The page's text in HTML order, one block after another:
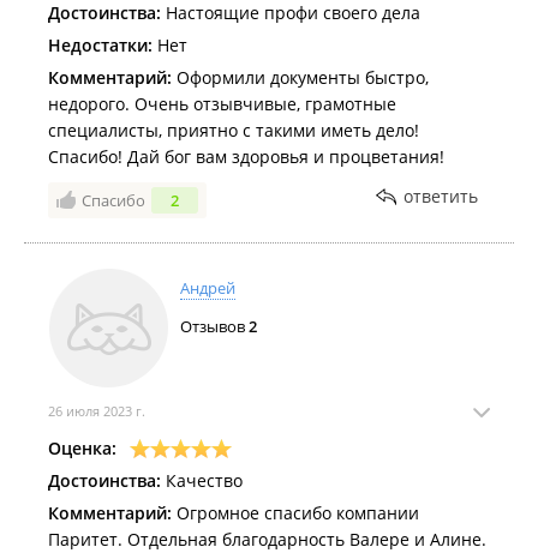
Достоинства: Настоящие профи своего дела
Недостатки: Нет
Комментарий: Оформили документы быстро,
недорого. Очень отзывчивые, грамотные
специалисты, приятно с такими иметь дело!
Спасибо! Дай бог вам здоровья и процветания!
Спасибо 2 ответить
Андрей
Отзывов2
26 июля 2023 г.
Оценка:
Достоинства: Качество
Комментарий: Огромное спасибо компании
Паритет. Отдельная благодарность Валере и Алине.